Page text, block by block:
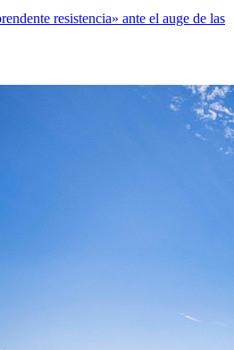
resistencia» ante el auge de las